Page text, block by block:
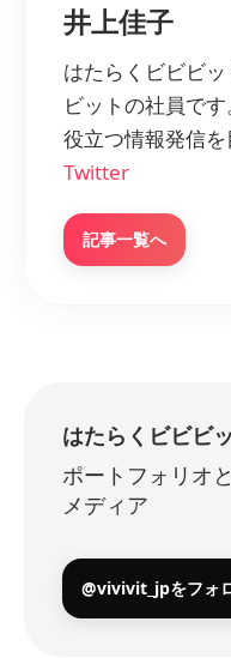
井上佳子
はたらくビビビ
ビットの社員で
役立つ情報発信を
Twitter
記事一覧へ
はたらくビビビ
ポートフォリオ
メディア
@vivivit_jpをフォ